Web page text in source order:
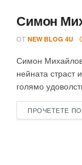
Симон
ОТ NEW BLOG 4U
Симон
нейната страст
голямо
ПРОЧЕТЕТЕ